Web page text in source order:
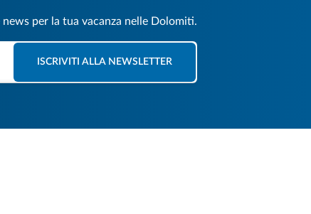
per la tua vacanza nelle Dolomiti.
ISCRIVITI ALLA NEWSLETTER